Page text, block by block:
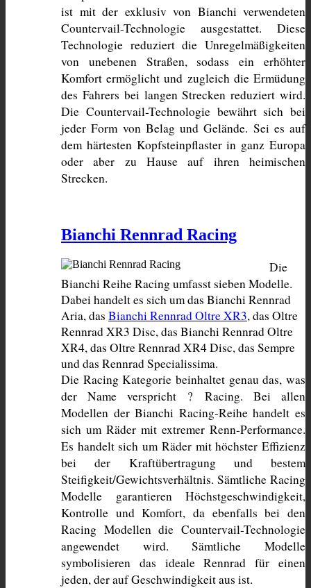
ist mit der exklusiv von Bianchi verwendeten
Countervail-Technologie ausgestattet. Diese
Technologie reduziert die Unregelmäßigkeiten
von unebenen Straßen, sodass ein erhöhter
Komfort ermöglicht und zugleich die Ermüdung
des Fahrers bei langen Strecken reduziert wird.
Die Countervail-Technologie bewährt sich bei
jeder Form von Belag und Gelände. Sei es auf
dem härtesten Kopfsteinpflaster in ganz Europa
oder aber zu Hause auf ihren heimischen
Strecken.
Bianchi Rennrad Racing
Die
Bianchi Reihe Racing umfasst sieben Modelle.
Dabei handelt es sich um das Bianchi Rennrad
Aria, das Bianchi Rennrad Oltre XR3, das Oltre
Rennrad XR3 Disc, das Bianchi Rennrad Oltre
XR4, das Oltre Rennrad XR4 Disc, das Sempre
und das Rennrad Specialissima.
Die Racing Kategorie beinhaltet genau das, was
der Name verspricht ? Racing. Bei allen
Modellen der Bianchi Racing-Reihe handelt es
sich um Räder mit extremer Renn-Performance.
Es handelt sich um Räder mit höchster Effizienz
bei der Kraftübertragung und bestem
Steifigkeit/Gewichtsverhältnis. Sämtliche Racing
Modelle garantieren Höchstgeschwindigkeit,
Kontrolle und Komfort, da ebenfalls bei den
Racing Modellen die Countervail-Technologie
angewendet wird. Sämtliche Modelle
symbolisieren das ideale Rennrad für einen
jeden, der auf Geschwindigkeit aus ist.